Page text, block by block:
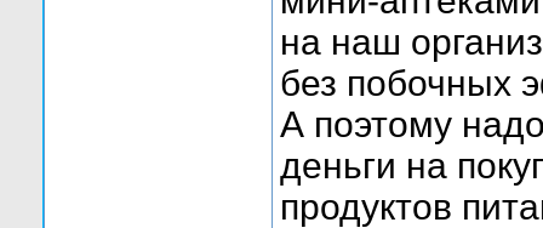
на наш
без побочных
А поэтому
деньги на
продуктов